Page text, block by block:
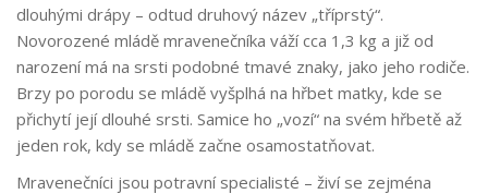
dlouhými drápy – odtud druhový název „tříprstý“.
Novorozené mládě mravenečníka váží cca 1,3 kg a již od
narození má na srsti podobné tmavé znaky, jako jeho rodiče.
Brzy po porodu se mládě vyšplhá na hřbet matky, kde se
přichytí její dlouhé srsti. Samice ho „vozí“ na svém hřbetě až
jeden rok, kdy se mládě začne osamostatňovat.
Mravenečníci jsou potravní specialisté – živí se zejména